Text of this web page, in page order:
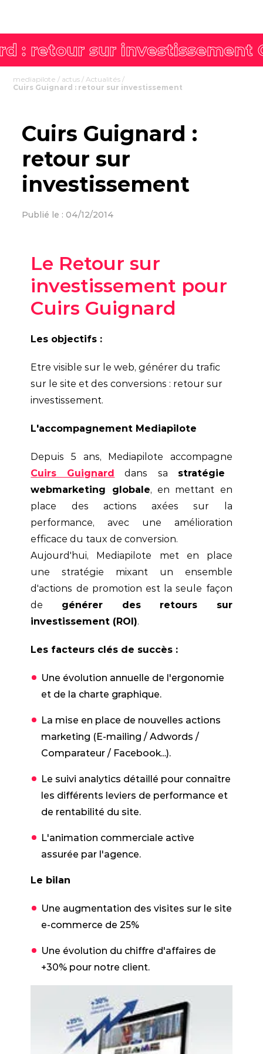
mediapilote / actus /Actualités /
Cuirs Guignard : retour sur investissement
Cuirs Guignard :
retour sur
investissement
Publié le : 04/12/2014
Le Retour sur
investissement pour
Cuirs Guignard
Les objectifs :
Etre visible sur le web, générer du trafic
sur le site et des conversions : retour sur
investissement.
L'accompagnement Mediapilote
Depuis 5 ans, Mediapilote accompagne
Cuirs Guignard dans sa stratégie
webmarketing globale, en mettant en
place des actions axées sur la
performance, avec une amélioration
efficace du taux de conversion.
Aujourd'hui, Mediapilote met en place
une stratégie mixant un ensemble
d'actions de promotion est la seule façon
de générer des retours sur
investissement (ROI).
Les facteurs clés de succès :
Une évolution annuelle de l'ergonomie
et de la charte graphique.
La mise en place de nouvelles actions
marketing (E-mailing / Adwords /
Comparateur / Facebook...).
Le suivi analytics détaillé pour connaître
les différents leviers de performance et
de rentabilité du site.
L'animation commerciale active
assurée par l'agence.
Le bilan
Une augmentation des visites sur le site
e-commerce de 25%
Une évolution du chiffre d'affaires de
+30% pour notre client.